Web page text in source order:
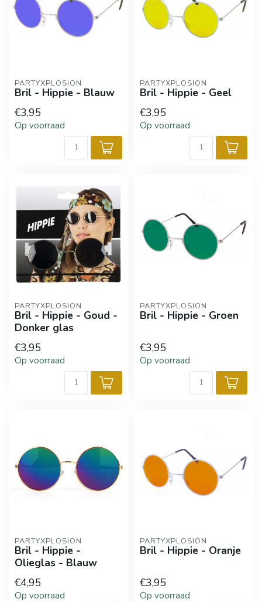
PARTYXPLOSION
Bril - Hippie - Blauw
€3,95
Op voorraad
PARTYXPLOSION
Bril - Hippie - Geel
€3,95
Op voorraad
PARTYXPLOSION
Bril - Hippie - Goud -
Donker glas
€3,95
Op voorraad
PARTYXPLOSION
Bril - Hippie - Groen
€3,95
Op voorraad
PARTYXPLOSION
Bril - Hippie -
Olieglas - Blauw
€4,95
Op voorraad
PARTYXPLOSION
Bril - Hippie - Oranje
€3,95
Op voorraad